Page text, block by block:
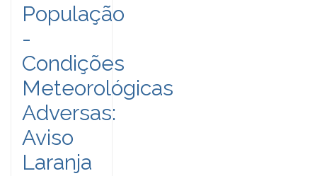
População
-
Condições
Meteorológicas
Adversas:
Aviso
Laranja